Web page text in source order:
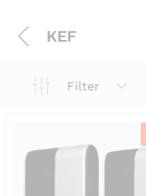
KEF
Filter